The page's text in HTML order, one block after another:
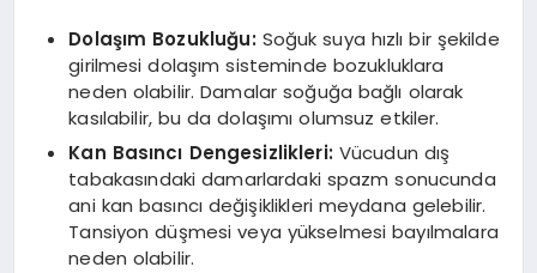
Dolaşım Bozukluğu: Soğuk suya hızlı bir şekilde
girilmesi dolaşım sisteminde bozukluklara
neden olabilir. Damalar soğuğa bağlı olarak
kasılabilir, bu da dolaşımı olumsuz etkiler.
Kan Basıncı Dengesizlikleri: Vücudun dış
tabakasındaki damarlardaki spazm sonucunda
ani kan basıncı değişiklikleri meydana gelebilir.
Tansiyon düşmesi veya yükselmesi bayılmalara
neden olabilir.